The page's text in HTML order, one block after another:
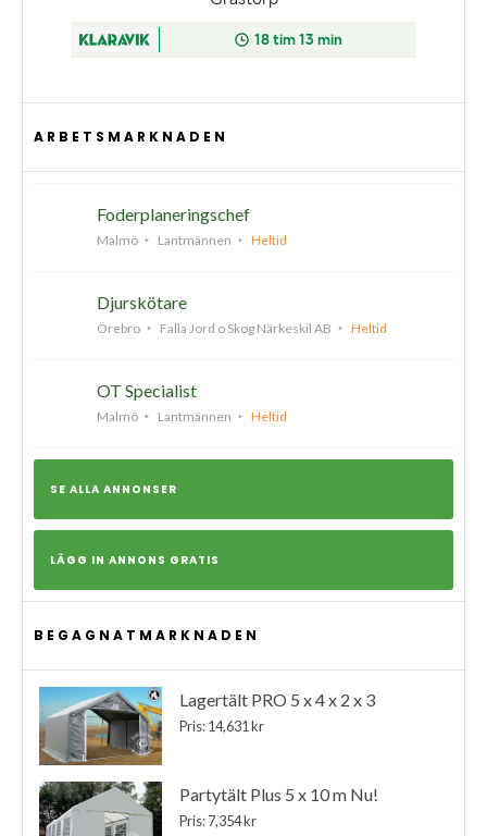
ARBETSMARKNADEN
Foderplaneringschef
Malmö Lantmännen Heltid
Djurskötare
Örebro Falla Jord o Skog Närkeskil AB Heltid
OT Specialist
Malmö Lantmännen Heltid
SE ALLA ANNONSER
LÄGG IN ANNONS GRATIS
BEGAGNATMARKNADEN
Lagertält PRO 5 x 4 x 2 x 3
Pris: 14,631 kr
Partytält Plus 5 x 10 m Nu!
Pris: 7,354 kr